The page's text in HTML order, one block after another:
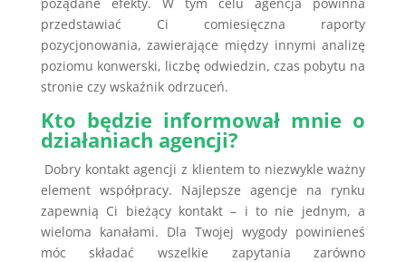
przedstawiać Ci comiesięczna raporty
pozycjonowania, zawierające między innymi analizę
poziomu konwerski, liczbę odwiedzin, czas pobytu na
stronie czy wskaźnik odrzuceń.
Kto będzie informował mnie o
działaniach agencji?
Dobry kontakt agencji z klientem to niezwykle ważny
element współpracy. Najlepsze agencje na rynku
zapewnią Ci bieżący kontakt – i to nie jednym, a
wieloma kanałami. Dla Twojej wygody powinieneś
móc składać wszelkie zapytania zarówno